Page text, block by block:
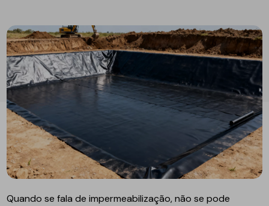
Quando se fala de impermeabilização, não se pode